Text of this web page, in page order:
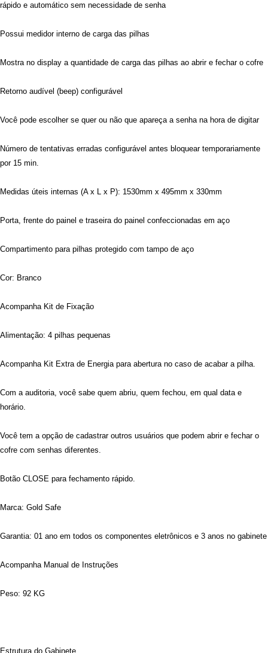
rápido e automático sem necessidade de senha
Possui medidor interno de carga das pilhas
Mostra no display a quantidade de carga das pilhas ao abrir e fechar o cofre
Retorno audível (beep) configurável
Você pode escolher se quer ou não que apareça a senha na hora de digitar
Número de tentativas erradas configurável antes bloquear temporariamente
por 15 min.
Medidas úteis internas (A x L x P): 1530mm x 495mm x 330mm
Porta, frente do painel e traseira do painel confeccionadas em aço
Compartimento para pilhas protegido com tampo de aço
Cor: Branco
Acompanha Kit de Fixação
Alimentação: 4 pilhas pequenas
Acompanha Kit Extra de Energia para abertura no caso de acabar a pilha.
Com a auditoria, você sabe quem abriu, quem fechou, em qual data e
horário.
Você tem a opção de cadastrar outros usuários que podem abrir e fechar o
cofre com senhas diferentes.
Botão CLOSE para fechamento rápido.
Marca: Gold Safe
Garantia: 01 ano em todos os componentes eletrônicos e 3 anos no gabinete
Acompanha Manual de Instruções
Peso: 92 KG
Estrutura do Gabinete